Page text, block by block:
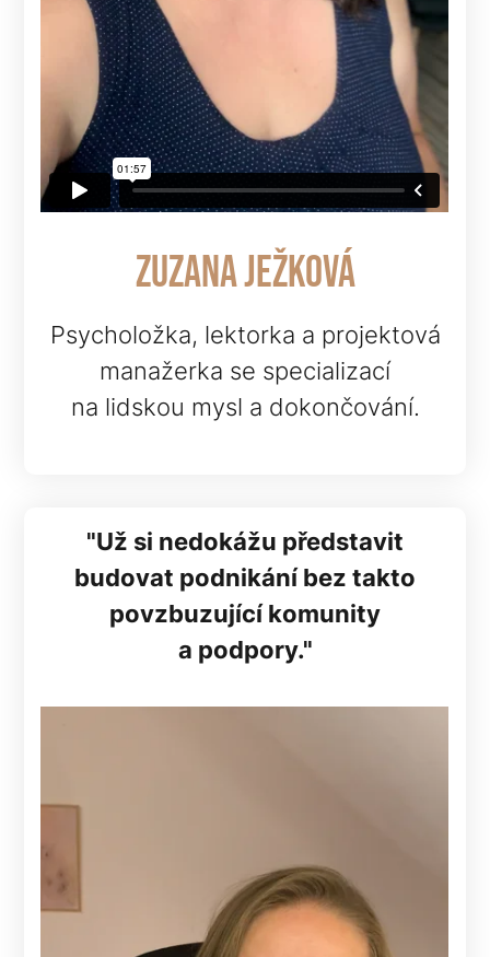
zuzana ježková
Psycholožka, lektorka a projektová
manažerka se specializací
na lidskou mysl a dokončování.
"Už si nedokážu představit
budovat podnikání bez takto
povzbuzující komunity
a podpory."